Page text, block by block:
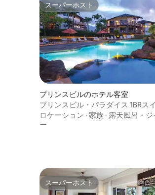
スーパーホスト
スーパーホスト
プリンスビルのホテル客室
プリンスビル・パラダイス 1BRス
@ ウィンダム・カ・エオ・カイ
ロケーション · 家族 · 露天風呂・ジ
ー
スーパーホスト
スーパーホスト